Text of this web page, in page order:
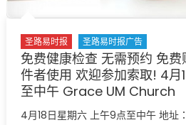
圣路易时报 圣路易时报广告
免费健康检查 无需预约 免
件者使用 欢迎参加索取! 4月
至中午 Grace UM Church
4月18日星期六 上午9点至中午 地址